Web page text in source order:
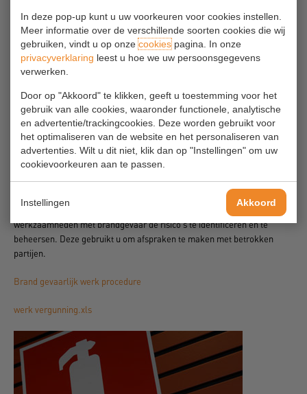
In deze pop-up kunt u uw voorkeuren voor cookies instellen.
Meer informatie over de verschillende soorten cookies die wij
gebruiken, vindt u op onzecookiespagina. In onze
privacyverklaring leest u hoe we uw persoonsgegevens
verwerken.
Door op "Akkoord" te klikken, geeft u toestemming voor het
gebruik van alle cookies, waaronder functionele, analytische
en advertentie/trackingcookies. Deze worden gebruikt voor
het optimaliseren van de website en het personaliseren van
advertenties. Wilt u dit niet, klik dan op "Instellingen" om uw
cookievoorkeuren aan te passen.
Instellingen Akkoord
Afspraken bij brandgevaarlijke
werkzaamheden
(PRAKTIJKVOORBEELD)
werkzaamheden verricht waarbij brandgevaar kan optreden. Het
belangrijkste risico treedt op bij laswerk, slijpwerk, werken met
branders of ander open vuur, maar ook bij apparatuur met hete
oppervlakken (sealapparaten bijvoorbeeld). Als dat soort
werkzaamheden opgestart worden is vooraf een beoordeling nodig of dit
veilig kan en de juiste maatregelen en middelen beschikbaar zijn om
brand te voorkomen en te bestrijden mocht het mis gaan.
Onderstaand treft u een voorbeeld aan van een procedure om bij
werkzaamheden met brandgevaar de risico's te identificeren en te
beheersen. Deze gebruikt u om afspraken te maken met betrokken
partijen.
Brand gevaarlijk werk procedure
werk vergunning.xls